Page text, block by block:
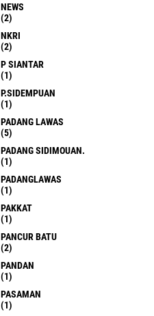
NEWS
(2)
NKRI
(2)
P SIANTAR
(1)
P.SIDEMPUAN
(1)
PADANG LAWAS
(5)
PADANG SIDIMOUAN.
(1)
PADANGLAWAS
(1)
PAKKAT
(1)
PANCUR BATU
(2)
PANDAN
(1)
PASAMAN
(1)